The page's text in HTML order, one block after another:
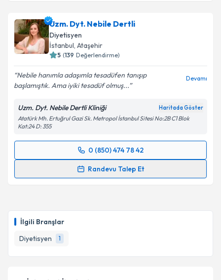
İlgili Branşlar
Diyetisyen
1
Uzm. Dyt. Nebile Dertli
Diyetisyen
İstanbul, Ataşehir
5 (139 Değerlendirme)
Nebile hanımla adaşımla tesadüfen tanışıp
başlamıştık. Ama iyiki tesadüf olmuş...
Devamı
Uzm. Dyt. Nebile Dertli Kliniği Haritada Göster
Atatürk Mh. Ertuğrul Gazi Sk. Metropol İstanbul Sitesi No:2B C1 Blok
Kat:24 D: 355
0 (850) 474 78 42
Randevu Talep Et
Randevu Takvimi Talebi
E-posta Adresiniz
Kişisel verilerimin işlenmesine ilişkin